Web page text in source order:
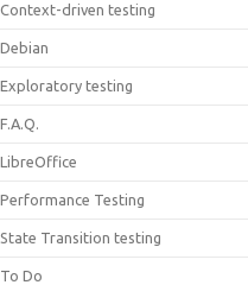
Context-driven testing
Debian
Exploratory testing
F.A.Q.
LibreOffice
Performance Testing
State Transition testing
To Do